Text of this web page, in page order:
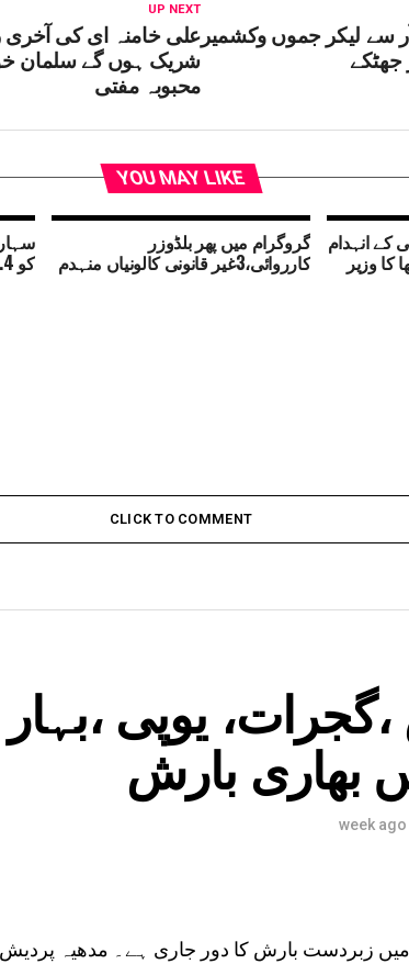
UP NEXT
علی خامنہ ای کی
شریک ہوں گے سلمان
محبوبہ مفتی
سے لیکر جموں وکشمیر
جھٹکے
YOU MAY LIKE
کے انہدام
کا وزیر
گروگرام میں پھر بلڈوزر
کارروائی،3غیر قانونی کالونیاں منہدم کو 5.4 کروڑ کی امداد منظور
CLICK TO COMMENT
یوپی
میں زبردست بارش کا دور جاری ہے۔ مدھیہ